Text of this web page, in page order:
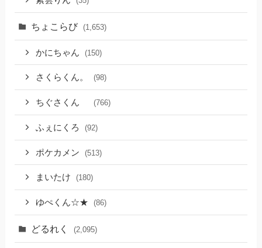
ちょこらび (1,653)
かにちゃん (150)
さくらくん。 (98)
ちぐさくん (766)
ふぇにくろ (92)
ポケカメン (513)
まいたけ (180)
ゆぺくん☆★ (86)
どるれく (2,095)